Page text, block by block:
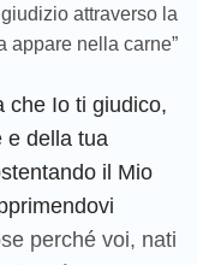
attraverso la
appare nella carne”
che Io ti giudico,
e della tua
il Mio
perché voi, nati